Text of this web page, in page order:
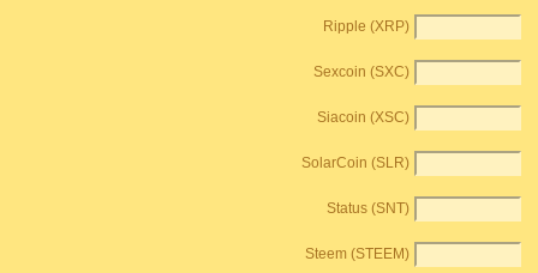
Ripple (XRP)
Sexcoin (SXC)
Siacoin (XSC)
SolarCoin (SLR)
Status (SNT)
Steem (STEEM)